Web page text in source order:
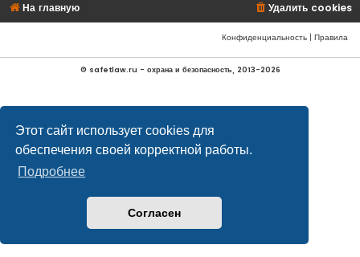
Этот сайт использует cookies для
обеспечения своей корректной работы.
Подробнее
Согласен
На главную Удалить cookies
Конфиденциальность | Правила
© safetlaw.ru - охрана и безопасность, 2013-2026